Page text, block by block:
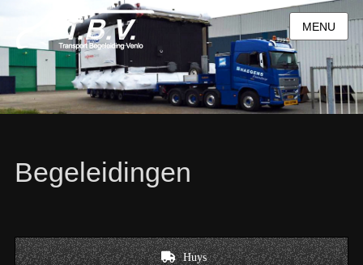
MENU
Begeleidingen
Huys